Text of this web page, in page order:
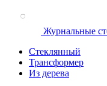
Журнальные
Стеклянный
Трансформер
Из дерева